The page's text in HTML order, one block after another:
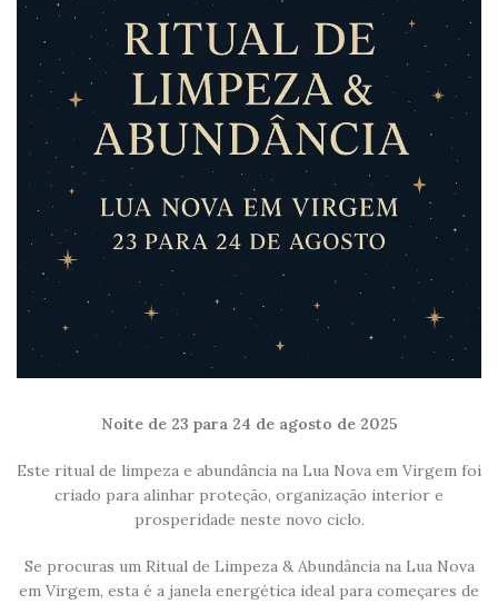
Noite de 23 para 24 de agosto de 2025
Este ritual de limpeza e abundância na Lua Nova em Virgem foi
criado para alinhar proteção, organização interior e
prosperidade neste novo ciclo.
Se procuras um Ritual de Limpeza & Abundância na Lua Nova
em Virgem, esta é a janela energética ideal para começares de